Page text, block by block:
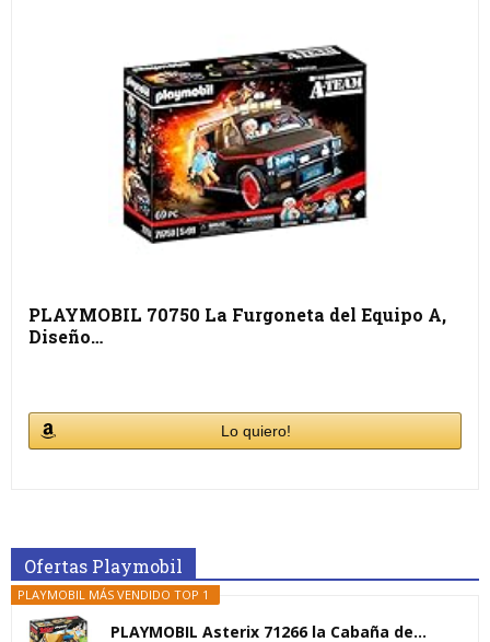
PLAYMOBIL 70750 La Furgoneta del Equipo A,
Diseño…
Lo quiero!
Ofertas Playmobil
PLAYMOBIL MÁS VENDIDO TOP 1
PLAYMOBIL Asterix 71266 la Cabaña de...